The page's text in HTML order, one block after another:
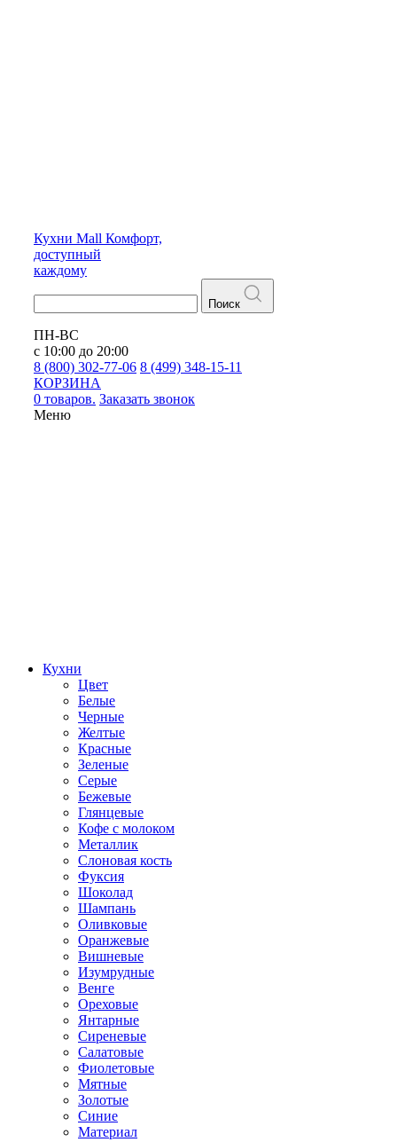
Кухни Mall Комфорт,
доступный
каждому
Поиск
ПН-ВС
с 10:00 до 20:00
8 (800) 302-77-06 8 (499) 348-15-11
КОРЗИНА
0 товаров. Заказать звонок
Меню
Кухни
Цвет
Белые
Черные
Желтые
Красные
Зеленые
Серые
Бежевые
Глянцевые
Кофе с молоком
Металлик
Слоновая кость
Фуксия
Шоколад
Шампань
Оливковые
Оранжевые
Вишневые
Изумрудные
Венге
Ореховые
Янтарные
Сиреневые
Салатовые
Фиолетовые
Мятные
Золотые
Синие
Материал